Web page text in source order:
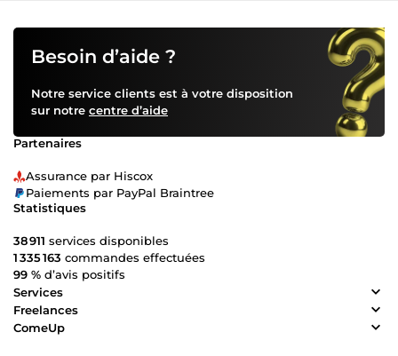
Besoin d’aide ?
Notre service clients est à votre disposition
sur notre centre d’aide
Partenaires
Assurance par Hiscox
Paiements par PayPal Braintree
Statistiques
38 911 services disponibles
1 335 163 commandes effectuées
99 % d’avis positifs
Services
Freelances
ComeUp